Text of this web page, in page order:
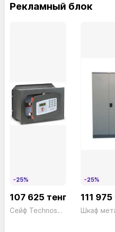
Рекламный блок
-25%
107 625 тенге
Сейф Technosafe Digital TE/4 Электронный черный Technomax 18кг
-25%
111 975